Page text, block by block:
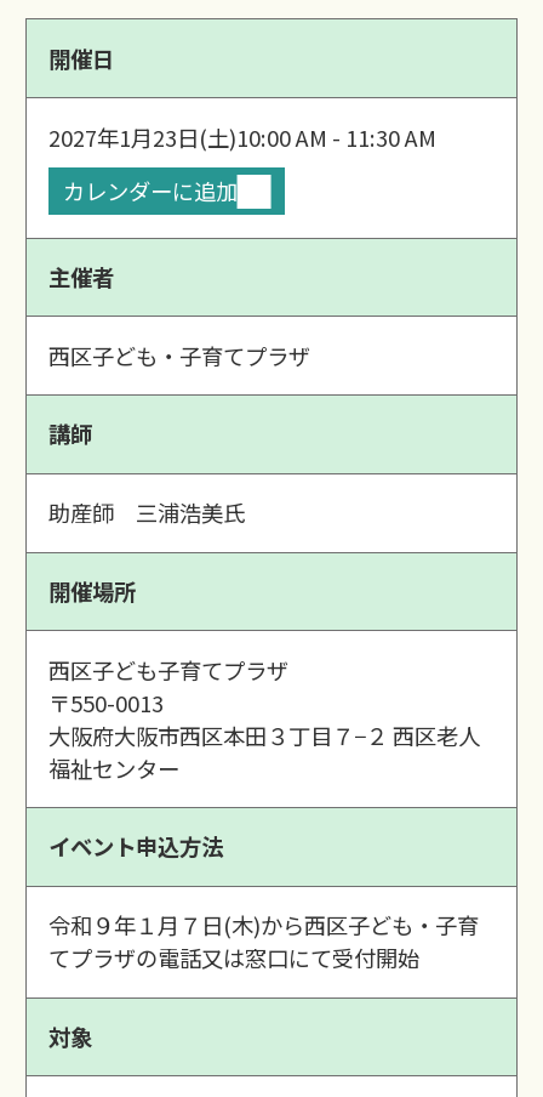
開催日
2027年1月23日(土)10:00 AM - 11:30 AM
カレンダーに追加
主催者
西区子ども・子育てプラザ
講師
助産師 三浦浩美氏
開催場所
西区子ども子育てプラザ
〒550-0013
大阪府大阪市西区本田３丁目７−２ 西区老人
福祉センター
イベント申込方法
令和９年１月７日(木)から西区子ども・子育
てプラザの電話又は窓口にて受付開始
対象